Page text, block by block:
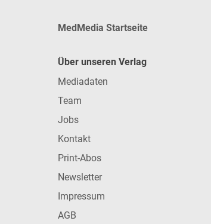
MedMedia Startseite
Über unseren Verlag
Mediadaten
Team
Jobs
Kontakt
Print-Abos
Newsletter
Impressum
AGB